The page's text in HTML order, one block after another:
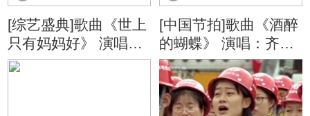
[综艺盛典]歌曲《世上
只有妈妈好》 演唱：
刘保禄
[中国节拍]歌曲《酒醉
的蝴蝶》 演唱：齐晨
舞蹈：GCW舞团